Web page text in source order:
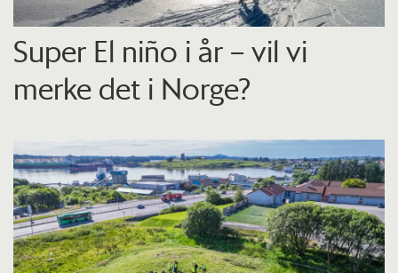
Super El niño i år – vil vi
merke det i Norge?